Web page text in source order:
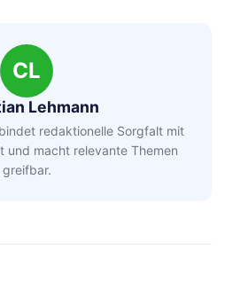
CL
Lehmann
redaktionelle Sorgfalt mit
und macht relevante Themen
greifbar.